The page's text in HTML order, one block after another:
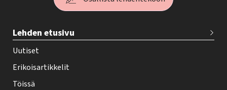
e
h
y
-
Lehden etusivu
Uutiset
Erikoisartikkelit
Töissä